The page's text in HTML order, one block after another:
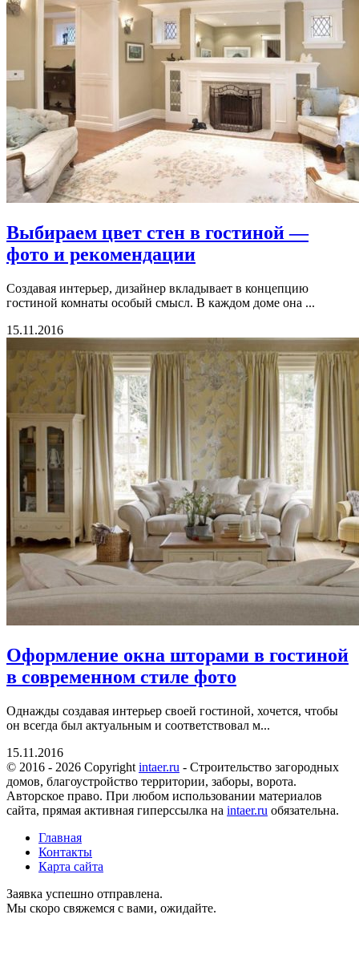
Выбираем цвет стен в гостиной —
фото и рекомендации
Создавая интерьер, дизайнер вкладывает в концепцию
гостиной комнаты особый смысл. В каждом доме она ...
15.11.2016
Оформление окна шторами в гостиной
в современном стиле фото
Однажды создавая интерьер своей гостиной, хочется, чтобы
он всегда был актуальным и соответствовал м...
15.11.2016
© 2016 - 2026 Copyright intaer.ru - Cтроительство загородных
домов, благоустройство территории, заборы, ворота.
Авторское право. При любом использовании материалов
сайта, прямая активная гиперссылка на intaer.ru обязательна.
Главная
Контакты
Карта сайта
Заявка успешно отправлена.
Мы скоро свяжемся с вами, ожидайте.